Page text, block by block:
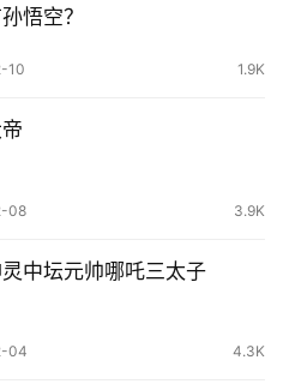
悟空？
10 1.9K
08 3.9K
中坛元帅哪吒三太子
04 4.3K